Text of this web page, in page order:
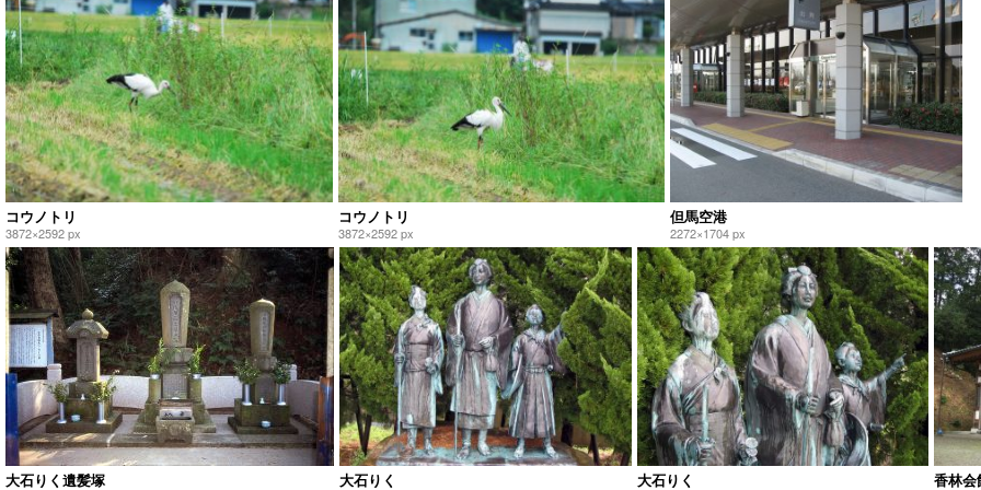
コウノトリ
3872×2592 px
コウノトリ
3872×2592 px
但馬空港
2272×1704 px
大石りく遺髪塚 大石りく 大石りく 香林会